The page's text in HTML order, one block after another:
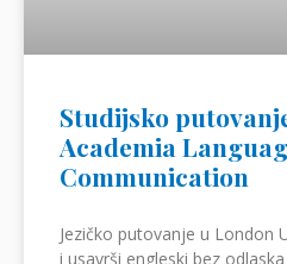
Studijsko
Academia
Communication
Jezičko putovanje u London
i usavrši engleski bez